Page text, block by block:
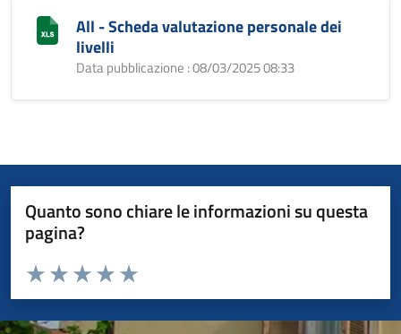
All - Scheda valutazione personale dei
livelli
Data pubblicazione : 08/03/2025 08:33
Quanto sono chiare le informazioni su questa
pagina?
Valuta da 1 a 5 stelle la pagina
Valuta 5 stelle su 5
Valuta 4 stelle su 5
Valuta 3 stelle su 5
Valuta 2 stelle su 5
Valuta 1 stelle su 5